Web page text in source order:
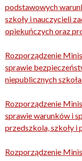
podstawowych
szkoły i nauczycieli
opiekuńczych oraz
Rozporządzenie
sprawie
niepublicznych
Rozporządzenie
sprawie warunków i
przedszkola, szkoły
Rozporządzenie